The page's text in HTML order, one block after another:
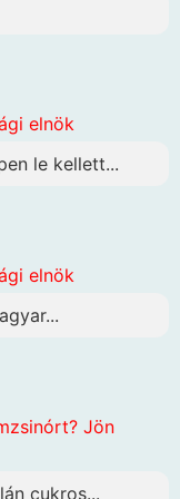
elnök
le kellett...
elnök
Jön
cukros...